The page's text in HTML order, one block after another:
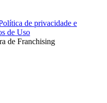
de privacidade e
de Uso
de Franchising